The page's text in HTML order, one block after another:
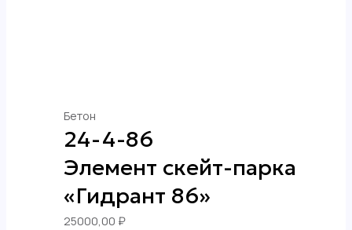
Бетон
24-4-86
Элемент скейт-парка
«Гидрант 86»
25000,00 ₽